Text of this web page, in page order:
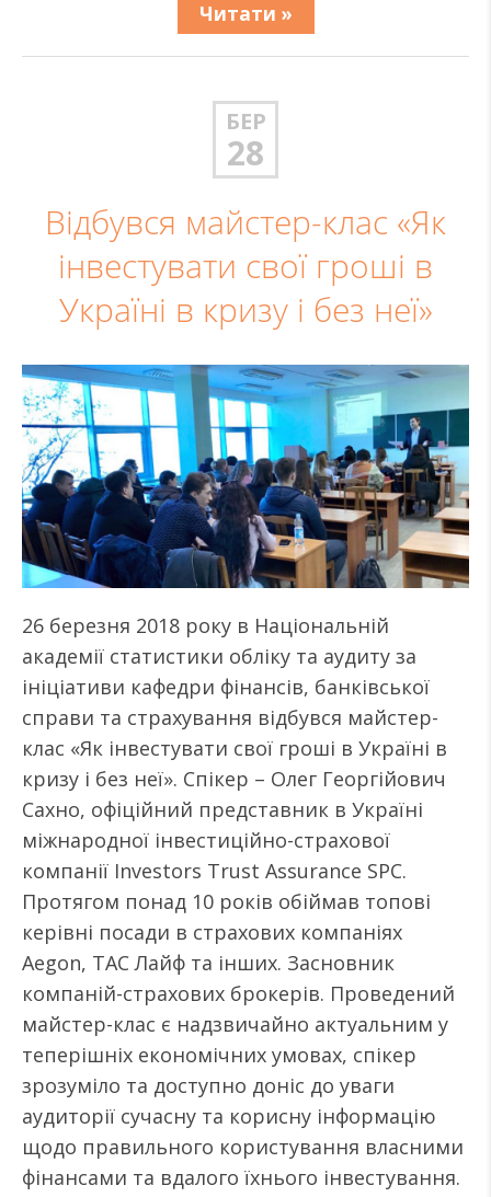
Читати »
БЕР
28
Відбувся майстер-клас «Як
інвестувати свої гроші в
Україні в кризу і без неї»
26 березня 2018 року в Національній
академії статистики обліку та аудиту за
ініціативи кафедри фінансів, банківської
справи та страхування відбувся майстер-
клас «Як інвестувати свої гроші в Україні в
кризу і без неї». Спікер – Олег Георгійович
Сахно, офіційний представник в Україні
міжнародної інвестиційно-страхової
компанії Investors Trust Assurance SPC.
Протягом понад 10 років обіймав топові
керівні посади в страхових компаніях
Aegon, ТАС Лайф та інших. Засновник
компаній-страхових брокерів. Проведений
майстер-клас є надзвичайно актуальним у
теперішніх економічних умовах, спікер
зрозуміло та доступно доніс до уваги
аудиторії сучасну та корисну інформацію
щодо правильного користування власними
фінансами та вдалого їхнього інвестування.